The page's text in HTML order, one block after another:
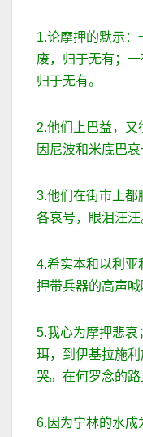
1.论摩押的默示
废，归于无有；
归于无有。
2.他们上巴益，又
因尼波和米底巴
3.他们在街市上都
各哀号，眼泪汪汪
4.希实本和以利亚
押带兵器的高声喊
5.我心为摩押悲哀
珥，到伊基拉施
哭。在何罗念的路
6.因为宁林的水成